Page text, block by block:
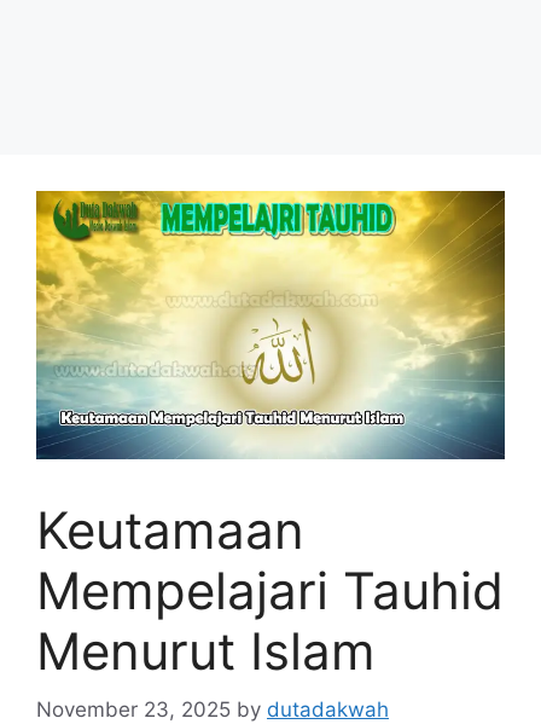
Keutamaan
Mempelajari Tauhid
Menurut Islam
November 23, 2025 by dutadakwah